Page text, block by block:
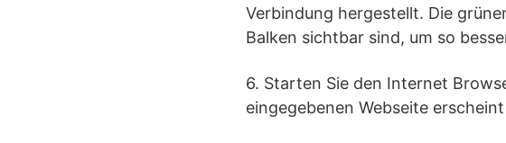
Verbindung hergestellt. Die
Balken sichtbar sind, um so
6. Starten Sie den Internet
eingegebenen Webseite